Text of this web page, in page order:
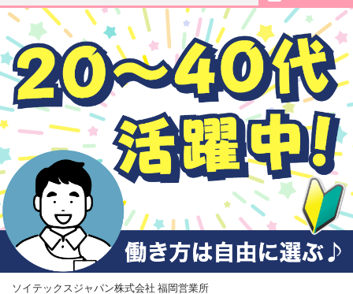
ソイテックスジャパン株式会社 福岡営業所